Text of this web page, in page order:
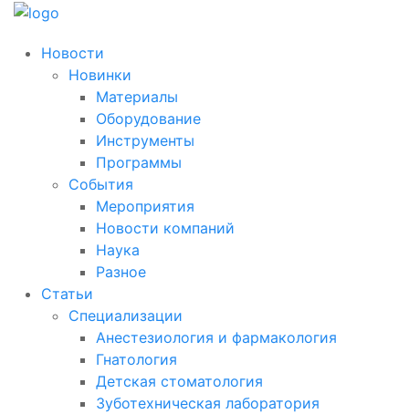
Новости
Новинки
Материалы
Оборудование
Инструменты
Программы
События
Мероприятия
Новости компаний
Наука
Разное
Статьи
Специализации
Анестезиология и фармакология
Гнатология
Детская стоматология
Зуботехническая лаборатория